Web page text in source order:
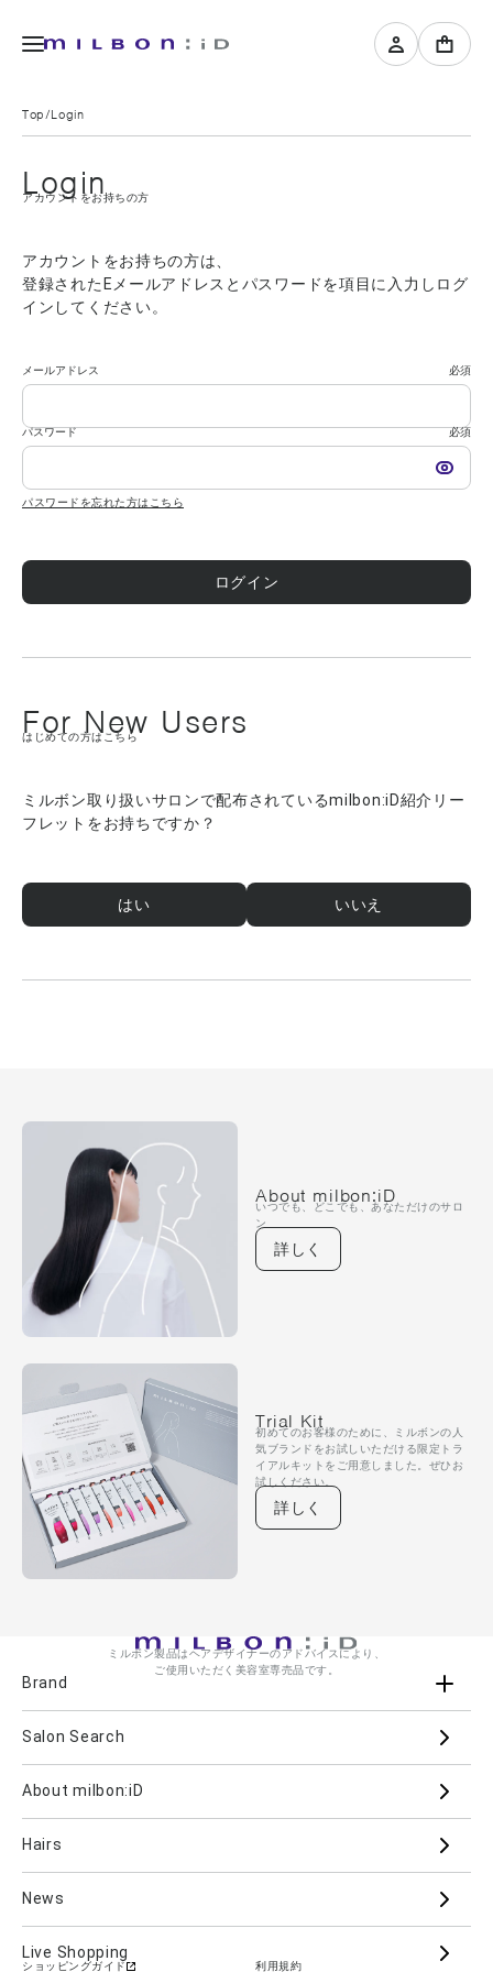
Top Login
Login
アカウントをお持ちの方
アカウントをお持ちの方は、
登録されたEメールアドレスとパスワードを項目に入力しログ
インしてください。
メールアドレス 必須
パスワード 必須
パスワードを忘れた方はこちら
ログイン
For New Users
はじめての方はこちら
ミルボン取り扱いサロンで配布されているmilbon:iD紹介リー
フレットをお持ちですか？
はい いいえ
About milbon:iD
いつでも、どこでも、あなただけのサロ
ン
詳しく
Trial Kit
初めてのお客様のために、ミルボンの人
気ブランドをお試しいただける限定トラ
イアルキットをご用意しました。ぜひお
試しください。
詳しく
ミルボン製品はヘアデザイナーのアドバイスにより、
ご使用いただく美容室専売品です。
Brand
Aujua milbon
PJOLI
Salon Search
About milbon:iD
Hairs
News
Live Shopping
ショッピングガイド 利用規約